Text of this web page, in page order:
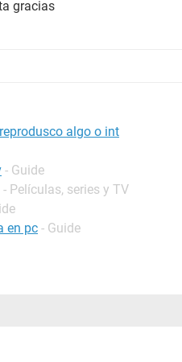
gracias
algo o int
- Guide
Películas, series y TV
en pc - Guide